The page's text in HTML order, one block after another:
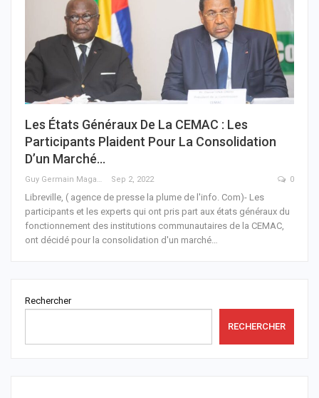
Les États Généraux De La CEMAC : Les
Participants Plaident Pour La Consolidation
D’un Marché…
Guy Germain Maganga Nziengui Sep 2, 2022 0
Libreville, ( agence de presse la plume de l'info. Com)- Les
participants et les experts qui ont pris part aux états généraux du
fonctionnement des institutions communautaires de la CEMAC,
ont décidé pour la consolidation d'un marché
Rechercher
RECHERCHER